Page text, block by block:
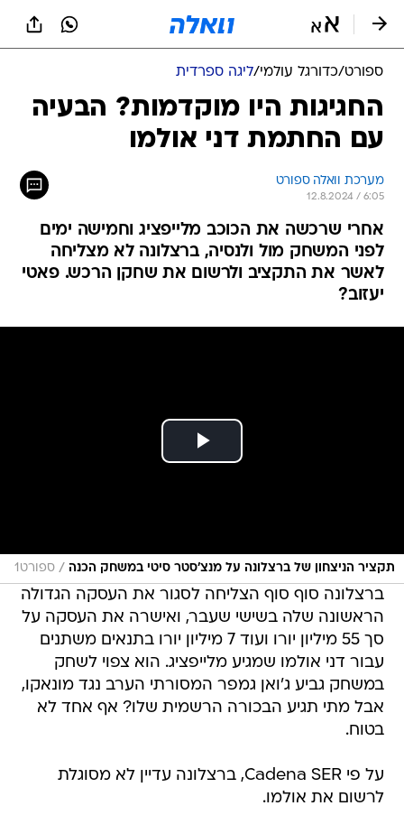
ספורט/כדורגל עולמי/ליגה ספרדית
החגיגות היו מוקדמות? הבעיה
עם החתמת דני אולמו
מערכת וואלה ספורט
12.8.2024 / 6:05
אחרי שרכשה את הכוכב מלייפציג וחמישה ימים
לפני המשחק מול ולנסיה, ברצלונה לא מצליחה
לאשר את התקציב ולרשום את שחקן הרכש. פאטי
יעזוב?
תקציר הניצחון של ברצלונה על מנצ'סטר סיטי במשחק הכנה / ספורט1
ברצלונה סוף סוף הצליחה לסגור את העסקה הגדולה
הראשונה שלה בשישי שעבר, ואישרה את העסקה על
סך 55 מיליון יורו ועוד 7 מיליון יורו בתנאים משתנים
עבור דני אולמו שמגיע מלייפציג. הוא צפוי לשחק
במשחק גביע ג'ואן גמפר המסורתי הערב נגד מונאקו,
אבל מתי תגיע הבכורה הרשמית שלו? אף אחד לא
בטוח.
על פי Cadena SER, ברצלונה עדיין לא מסוגלת
לרשום את אולמו.